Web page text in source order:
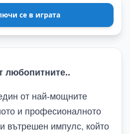
се в играта
любопитните..
от най-мощните
и професионалното
вътрешен импулс, който